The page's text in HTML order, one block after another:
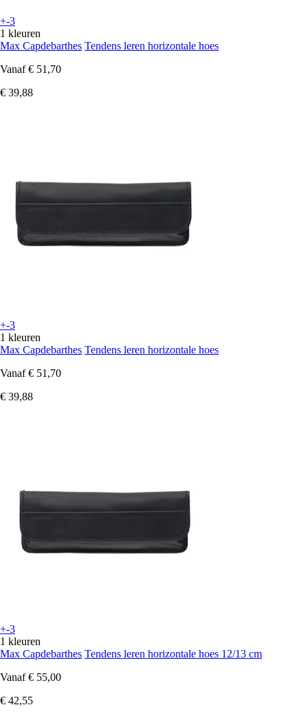
+-3
1 kleuren
Max Capdebarthes Tendens leren horizontale hoes
Vanaf € 51,70
€ 39,88
+-3
1 kleuren
Max Capdebarthes Tendens leren horizontale hoes
Vanaf € 51,70
€ 39,88
+-3
1 kleuren
Max Capdebarthes Tendens leren horizontale hoes 12/13 cm
Vanaf € 55,00
€ 42,55